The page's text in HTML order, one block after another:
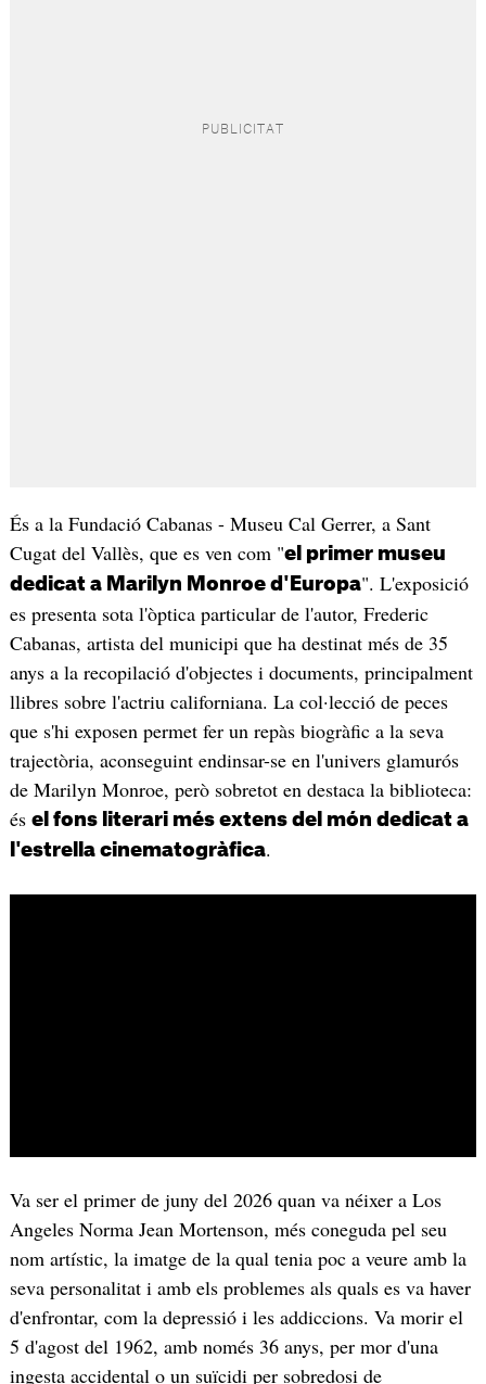
És a la Fundació Cabanas - Museu Cal Gerrer, a Sant
Cugat del Vallès, que es ven com "el primer museu
dedicat a Marilyn Monroe d'Europa". L'exposició
es presenta sota l'òptica particular de l'autor, Frederic
Cabanas, artista del municipi que ha destinat més de 35
anys a la recopilació d'objectes i documents, principalment
llibres sobre l'actriu californiana. La col·lecció de peces
que s'hi exposen permet fer un repàs biogràfic a la seva
trajectòria, aconseguint endinsar-se en l'univers glamurós
de Marilyn Monroe, però sobretot en destaca la biblioteca:
és el fons literari més extens del món dedicat a
l'estrella cinematogràfica.
Va ser el primer de juny del 2026 quan va néixer a Los
Angeles Norma Jean Mortenson, més coneguda pel seu
nom artístic, la imatge de la qual tenia poc a veure amb la
seva personalitat i amb els problemes als quals es va haver
d'enfrontar, com la depressió i les addiccions. Va morir el
5 d'agost del 1962, amb només 36 anys, per mor d'una
ingesta accidental o un suïcidi per sobredosi de